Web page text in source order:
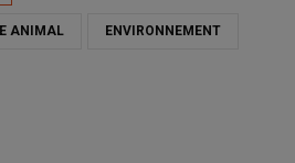
ANIMAL ENVIRONNEMENT